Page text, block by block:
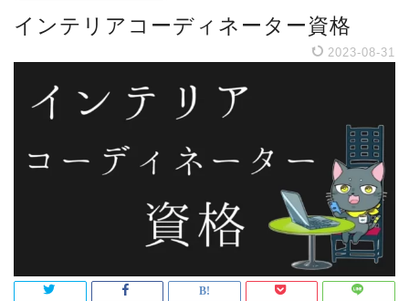
インテリアコーディネーター資格
2023-08-31